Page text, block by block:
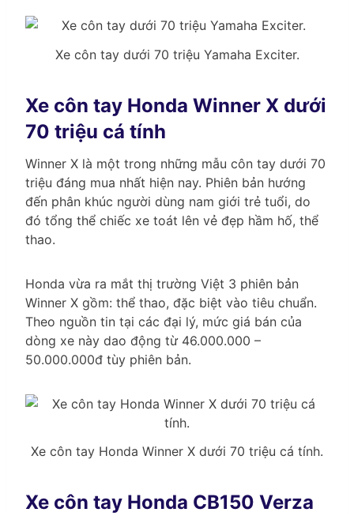
Xe côn tay dưới 70 triệu Yamaha Exciter.
Xe côn tay Honda Winner X dưới
70 triệu cá tính
Winner X là một trong những mẫu côn tay dưới 70
triệu đáng mua nhất hiện nay. Phiên bản hướng
đến phân khúc người dùng nam giới trẻ tuổi, do
đó tổng thể chiếc xe toát lên vẻ đẹp hầm hố, thể
thao.
Honda vừa ra mắt thị trường Việt 3 phiên bản
Winner X gồm: thể thao, đặc biệt vào tiêu chuẩn.
Theo nguồn tin tại các đại lý, mức giá bán của
dòng xe này dao động từ 46.000.000 –
50.000.000đ tùy phiên bản.
Xe côn tay Honda Winner X dưới 70 triệu cá tính.
Xe côn tay Honda CB150 Verza